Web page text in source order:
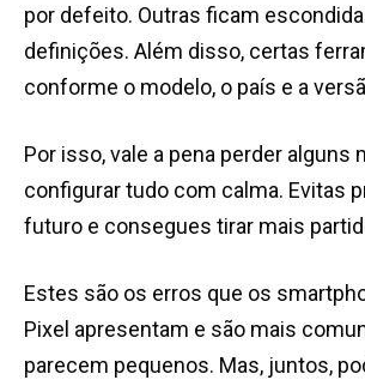
por defeito. Outras ficam
definições. Além disso, certas
conforme o modelo, o país e a
Por isso, vale a pena perder alguns
configurar tudo com calma. Evitas
futuro e consegues tirar mais
Estes são os erros que os
Pixel apresentam e são mais
parecem pequenos. Mas, juntos,